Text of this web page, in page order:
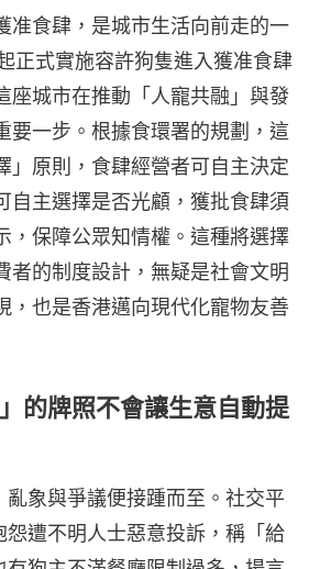
准食肆，是城市生活向前走的一
正式實施容許狗隻進入獲准食肆
座城市在推動「人寵共融」與發
要一步。根據食環署的規劃，這
」原則，食肆經營者可自主決定
自主選擇是否光顧，獲批食肆須
，保障公眾知情權。這種將選擇
者的制度設計，無疑是社會文明
，也是香港邁向現代化寵物友善
的牌照不會讓生意自動提
象與爭議便接踵而至。社交平
怨遭不明人士惡意投訴，稱「給